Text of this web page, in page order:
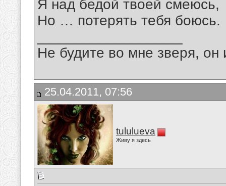
Я над бедой твоей смеюсь,
Но … потерять тебя боюсь.
Не будите во мне зверя, он
25.04.2011, 07:56
tululueva
Живу я здесь